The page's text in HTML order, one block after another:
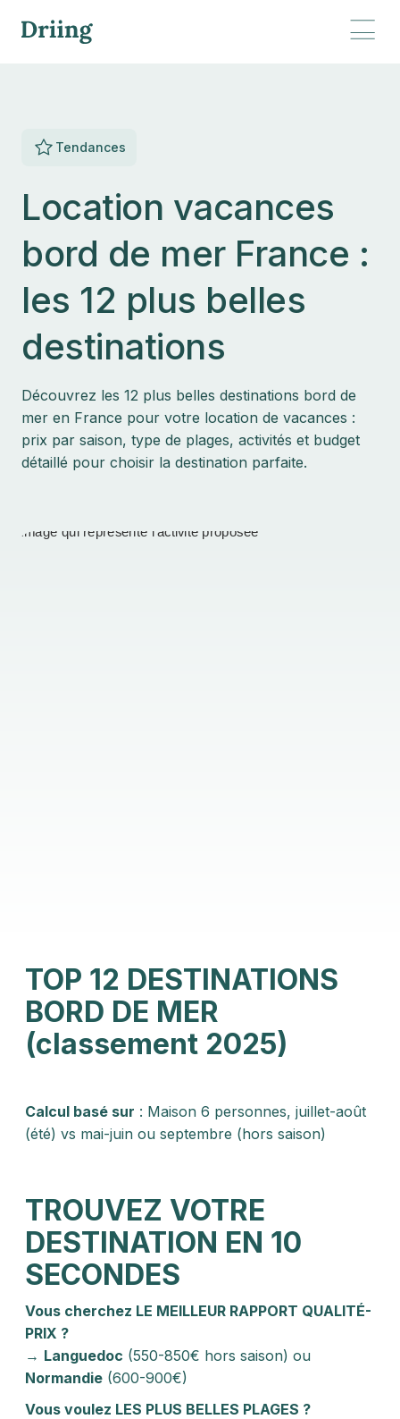
Tendances
Location vacances
bord de mer France :
les 12 plus belles
destinations
Découvrez les 12 plus belles destinations bord de
mer en France pour votre location de vacances :
prix par saison, type de plages, activités et budget
détaillé pour choisir la destination parfaite.
TOP 12 DESTINATIONS
BORD DE MER
(classement 2025)
Calcul basé sur : Maison 6 personnes, juillet-août
(été) vs mai-juin ou septembre (hors saison)
TROUVEZ VOTRE
DESTINATION EN 10
SECONDES
Vous cherchez LE MEILLEUR RAPPORT QUALITÉ-
PRIX ?
→ Languedoc (550-850€ hors saison) ou
Normandie (600-900€)
Vous voulez LES PLUS BELLES PLAGES ?